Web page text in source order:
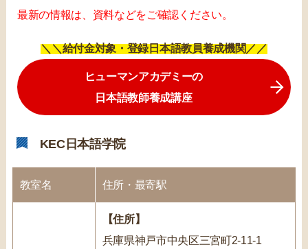
最新の情報は、資料などをご確認ください。
＼＼給付金対象・登録日本語教員養成機関／／
ヒューマンアカデミーの
日本語教師養成講座
KEC日本語学院
教室名 住所・最寄駅
【住所】
兵庫県神戸市中央区三宮町2-11-1